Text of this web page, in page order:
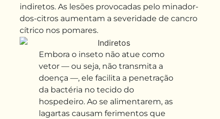
indiretos. As lesões provocadas pelo minador-
dos-citros aumentam a severidade de cancro
cítrico nos pomares.
Embora o inseto não atue como
vetor—ou seja, não transmita a
doença —, ele facilita a penetração
da bactéria no tecido do
hospedeiro. Ao se alimentarem, as
lagartas causam ferimentos que